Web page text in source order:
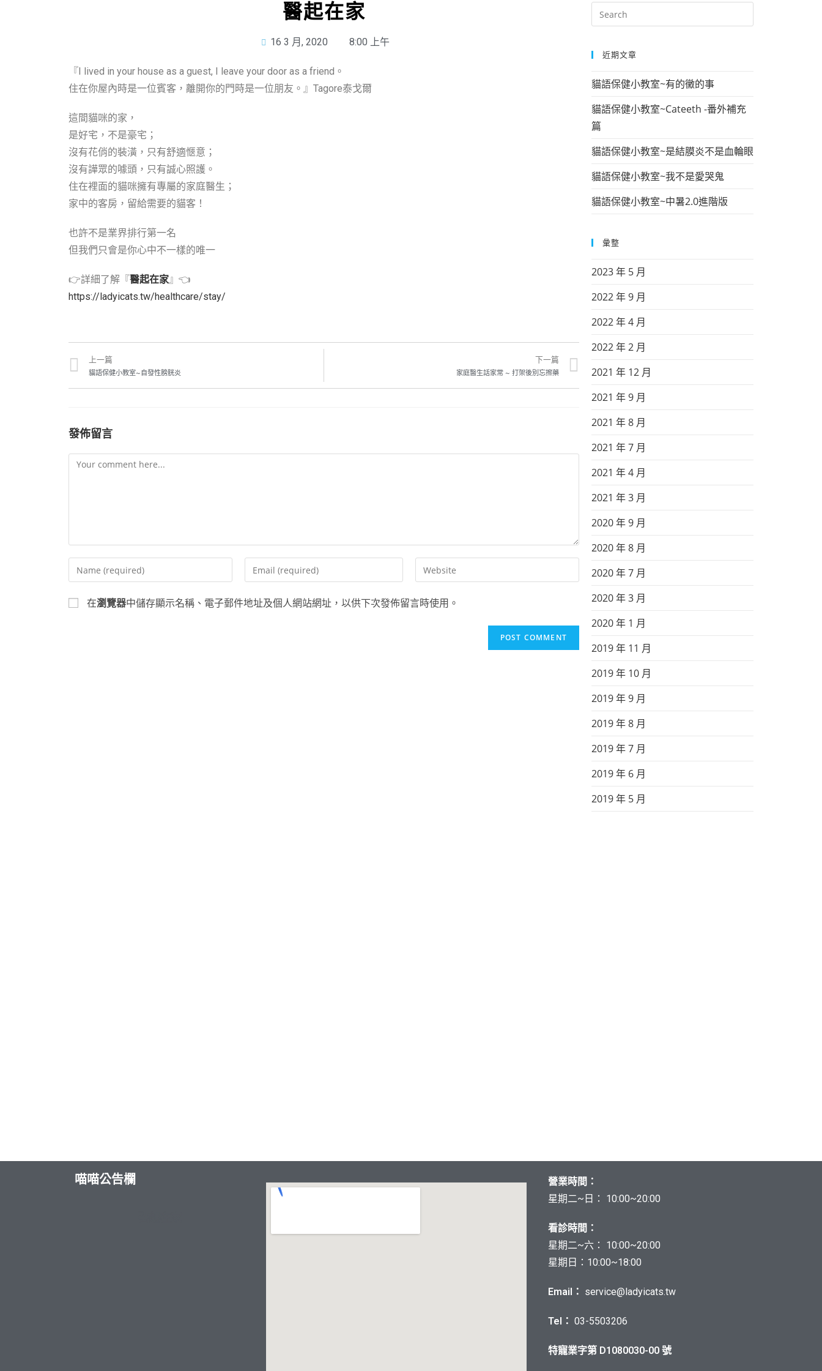
醫起在家
16 3 月, 2020 8:00 上午
『I lived in your house as a guest, I leave your door as a friend。
住在你屋內時是一位賓客，離開你的門時是一位朋友。』Tagore泰戈爾
這間貓咪的家，
是好宅，不是豪宅；
沒有花俏的裝潢，只有舒適愜意；
沒有譁眾的噱頭，只有誠心照護。
住在裡面的貓咪擁有專屬的家庭醫生；
家中的客房，留給需要的貓客！
也許不是業界排行第一名
但我們只會是你心中不一樣的唯一
👉詳細了解『醫起在家』👈
https://ladyicats.tw/healthcare/stay/
上一篇
貓語保健小教室~自發性膀胱炎
下一篇
家庭醫生話家常 ~ 打架後別忘擦藥
發佈留言
在瀏覽器中儲存顯示名稱、電子郵件地址及個人網站網址，以供下次發佈留言時使用。
近期文章
貓語保健小教室~有的黴的事
貓語保健小教室~Cateeth -番外補充
篇
貓語保健小教室~是結膜炎不是血輪眼
貓語保健小教室~我不是愛哭鬼
貓語保健小教室~中暑2.0進階版
彙整
2023 年 5 月
2022 年 9 月
2022 年 4 月
2022 年 2 月
2021 年 12 月
2021 年 9 月
2021 年 8 月
2021 年 7 月
2021 年 4 月
2021 年 3 月
2020 年 9 月
2020 年 8 月
2020 年 7 月
2020 年 3 月
2020 年 1 月
2019 年 11 月
2019 年 10 月
2019 年 9 月
2019 年 8 月
2019 年 7 月
2019 年 6 月
2019 年 5 月
喵喵公告欄
營業時間：
星期二~日： 10:00~20:00
看診時間：
星期二~六 ： 10:00~20:00
星期日：10:00~18:00
Email： service@ladyicats.tw
Tel： 03-5503206
特寵業字第 D1080030-00 號